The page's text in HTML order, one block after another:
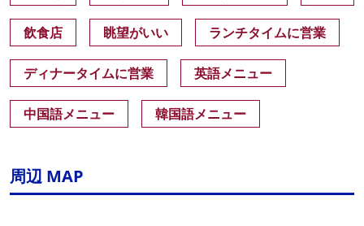
飲食店 眺望がいい ランチタイムに営業
ディナータイムに営業 英語メニュー
中国語メニュー 韓国語メニュー
周辺 MAP